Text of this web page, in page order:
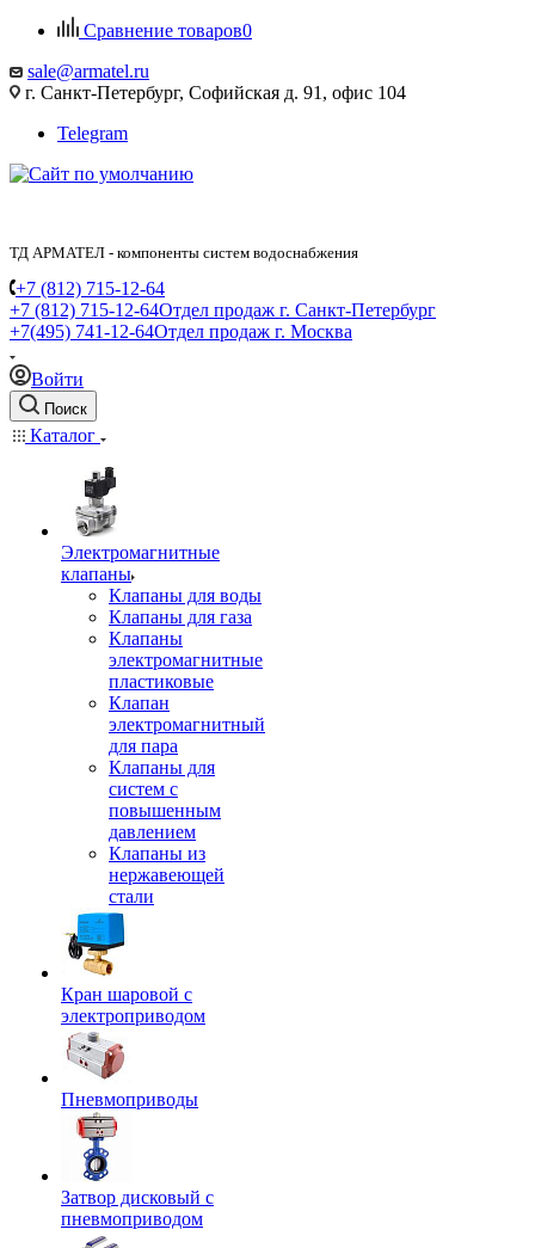
Сравнение товаров0
sale@armatel.ru
г. Санкт-Петербург, Софийская д. 91, офис 104
Telegram
ТД АРМАТЕЛ - компоненты систем водоснабжения
+7 (812) 715-12-64
+7 (812) 715-12-64Отдел продаж г. Санкт-Петербург
+7(495) 741-12-64Отдел продаж г. Москва
Войти
Поиск
Каталог
Электромагнитные
клапаны
Клапаны для воды
Клапаны для газа
Клапаны
электромагнитные
пластиковые
Клапан
электромагнитный
для пара
Клапаны для
систем с
повышенным
давлением
Клапаны из
нержавеющей
стали
Кран шаровой с
электроприводом
Пневмоприводы
Затвор дисковый с
пневмоприводом